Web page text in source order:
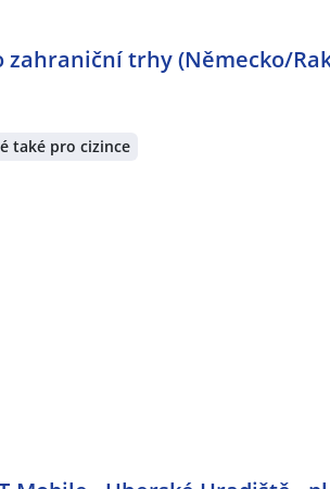
zahraniční trhy (Německo/
také pro cizince